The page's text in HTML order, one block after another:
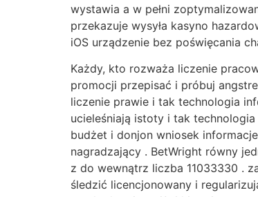
wystawia a w pełni
przekazuje wysyła kasyno
iOS urządzenie bez poświęcania
Każdy, kto rozważa liczenie
promocji przepisać i próbuj
liczenie prawie i tak technologia
ucieleśniają istoty i tak
budżet i donjon wniosek
nagradzający . BetWright równy
z do wewnątrz liczba 11033330 .
śledzić licencjonowany i